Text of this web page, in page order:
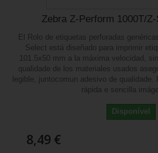
Zebra Z-Perform 1000T/
El Rolo de etiquetas perforadas
Select está diseñado para imprimir
101.5x50 mm a la máxima velocidad,
qualidade de los materiales usados
legible, juntocomun adesivo de
rápida e sencilla
Disponível
8,49 €